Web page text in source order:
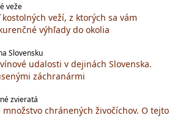
veže
kostolných veží, z ktorých sa vám
výhľady do okolia
Slovensku
udalosti v dejinách Slovenska.
záchranármi
zvieratá
množstvo chránených živočíchov. O tejto